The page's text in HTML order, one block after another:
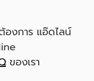
งการ แอ๊ดไลน์
ของเรา